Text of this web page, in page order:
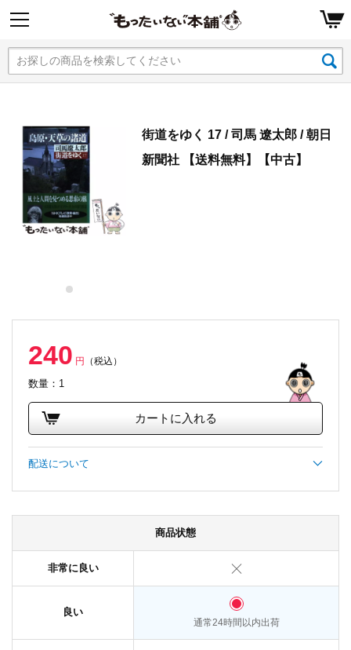
街道をゆく 17 / 司馬 遼太郎 / 朝日
新聞社 【送料無料】【中古】
240 円 （税込）
数量：1
カートに入れる
配送について
商品状態
非常に良い
良い
通常24時間以内出荷